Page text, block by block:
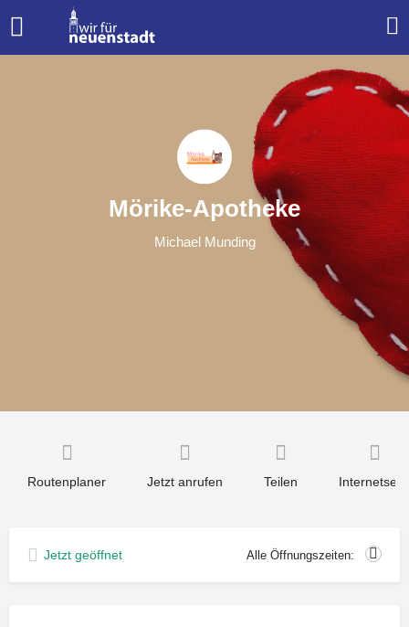
Mörike-Apotheke
Michael Munding
Routenplaner Jetzt anrufen Teilen
Jetzt geöffnet Alle Öffnungszeiten: